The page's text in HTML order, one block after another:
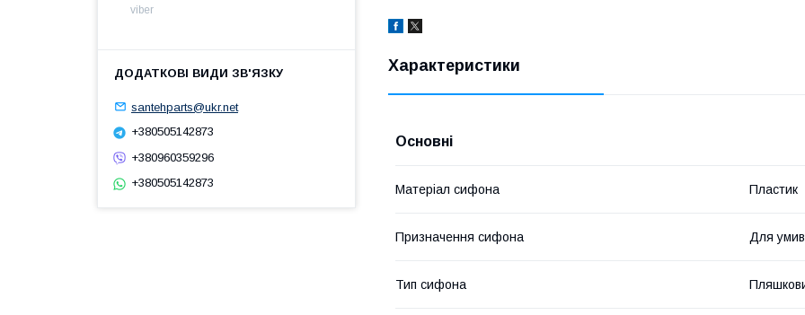
Характеристики
Основні
Матеріал сифона Пластик
Призначення сифона Для
Тип сифона
viber
santehparts@ukr.net
+380505142873
+380960359296
+380505142873